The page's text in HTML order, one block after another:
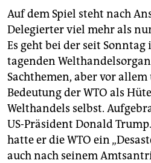
abo
genossenschaft
epaper login
Auf dem Spiel steht nach
Delegierter viel mehr als
Es geht bei der seit Sonntag
tagenden
Sachthemen, aber vor
Bedeutung der WTO als
Welthandels selbst.
US-Präsident Donald
hatte er die WTO ein
auch nach seinem